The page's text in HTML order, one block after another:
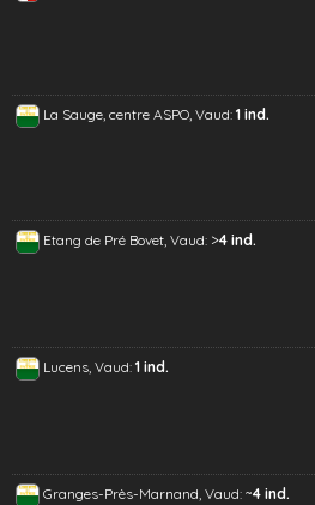
La Sauge, centre ASPO, Vaud: 1 ind.
Etang de Pré Bovet, Vaud: >4 ind.
Lucens, Vaud: 1 ind.
Granges-Près-Marnand, Vaud: ~4 ind.